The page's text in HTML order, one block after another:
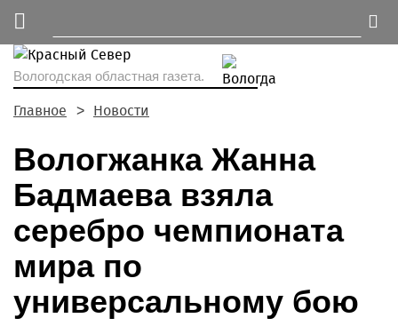
Вологодская областная газета.
Главное Новости
Вологжанка Жанна
Бадмаева взяла
серебро чемпионата
мира по
универсальному бою